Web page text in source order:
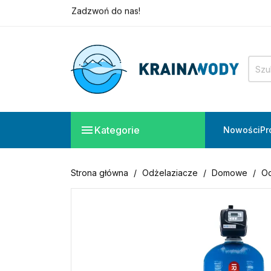
+48 882 828 160
Zadzwoń do nas!
+48 882 828 160
 Kategorie Nowości
Strona główna Odżelaziacze Domowe